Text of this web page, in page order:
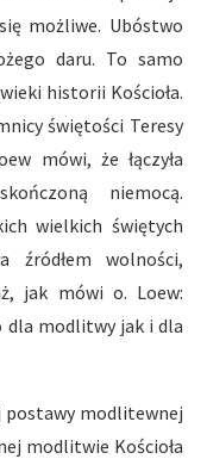
możliwe. Ubóstwo
daru. To samo
historii Kościoła.
świętości Teresy
mówi, że łączyła
niemocą.
wielkich świętych
źródłem wolności,
jak mówi o. Loew:
dla modlitwy jak i dla
postawy modlitewnej
modlitwie Kościoła